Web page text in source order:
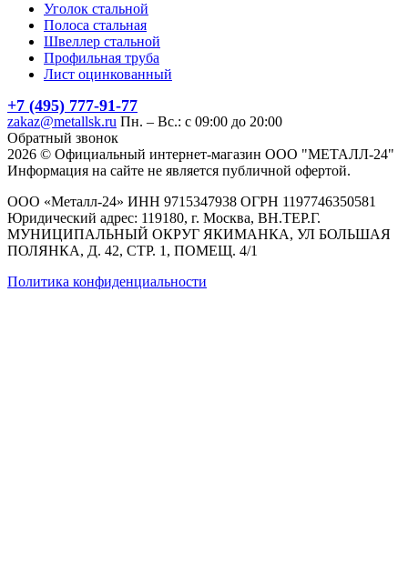
Уголок стальной
Полоса стальная
Швеллер стальной
Профильная труба
Лист оцинкованный
+7 (495) 777-91-77
zakaz@metallsk.ru Пн. – Вс.: с 09:00 до 20:00
Обратный звонок
2026 © Официальный интернет-магазин ООО "МЕТАЛЛ-24"
Информация на сайте не является публичной офертой.
ООО «Металл-24» ИНН 9715347938 ОГРН 1197746350581
Юридический адрес: 119180, г. Москва, ВН.ТЕР.Г.
МУНИЦИПАЛЬНЫЙ ОКРУГ ЯКИМАНКА, УЛ БОЛЬШАЯ
ПОЛЯНКА, Д. 42, СТР. 1, ПОМЕЩ. 4/1
Политика конфиденциальности